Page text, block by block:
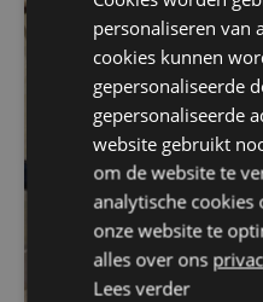
personaliseren van
cookies kunnen
gepersonaliseerde
gepersonaliseerde
website gebruikt
om de website te
analytische
onze website te
alles over ons
Lees verder